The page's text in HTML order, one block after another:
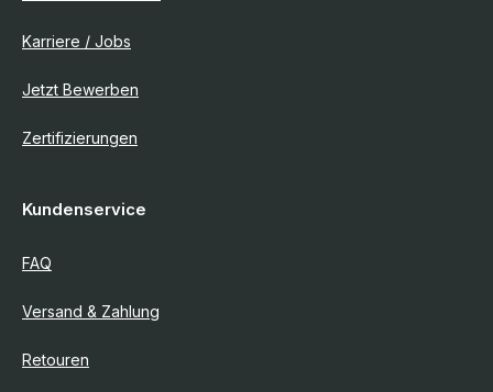
Karriere / Jobs
Jetzt Bewerben
Zertifizierungen
Kundenservice
FAQ
Versand & Zahlung
Retouren